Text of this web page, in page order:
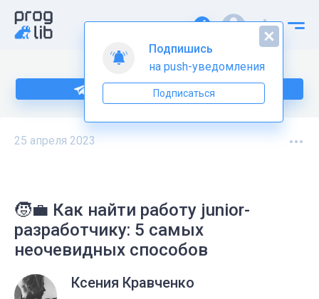
Подпишитесь на нас в Telegram
25 апреля 2023
🧒💼 Как найти работу junior-
разработчику: 5 самых
неочевидных способов
Ксения Кравченко
Подпишись
на push-уведомления
Подписаться